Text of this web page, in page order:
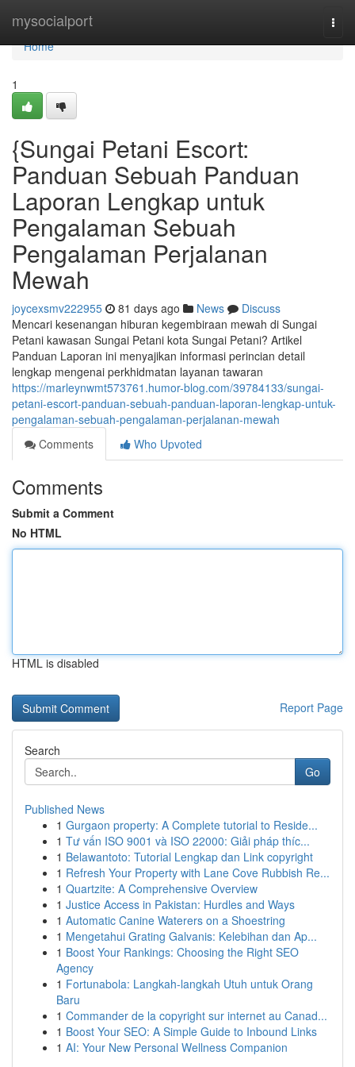
mysocialport
Home
Home
1
{Sungai Petani Escort:
Panduan Sebuah Panduan
Laporan Lengkap untuk
Pengalaman Sebuah
Pengalaman Perjalanan
Mewah
joycexsmv222955 81 days ago News
Discuss
Mencari kesenangan hiburan kegembiraan mewah di Sungai
Petani kawasan Sungai Petani kota Sungai Petani? Artikel
Panduan Laporan ini menyajikan informasi perincian detail
lengkap mengenai perkhidmatan layanan tawaran
https://marleynwmt573761.humor-blog.com/39784133/sungai-
petani-escort-panduan-sebuah-panduan-laporan-lengkap-untuk-
pengalaman-sebuah-pengalaman-perjalanan-mewah
Comments
Who Upvoted
Comments
Submit a Comment
No HTML
HTML is disabled
Report Page
Search
Go
Published News
1 Gurgaon property: A Complete tutorial to Reside...
1 Tư vấn ISO 9001 và ISO 22000: Giải pháp thíc...
1 Belawantoto: Tutorial Lengkap dan Link copyright
1 Refresh Your Property with Lane Cove Rubbish Re...
1 Quartzite: A Comprehensive Overview
1 Justice Access in Pakistan: Hurdles and Ways
1 Automatic Canine Waterers on a Shoestring
1 Mengetahui Grating Galvanis: Kelebihan dan Ap...
1 Boost Your Rankings: Choosing the Right SEO
Agency
1 Fortunabola: Langkah-langkah Utuh untuk Orang
Baru
1 Commander de la copyright sur internet au Canad...
1 Boost Your SEO: A Simple Guide to Inbound Links
1 AI: Your New Personal Wellness Companion